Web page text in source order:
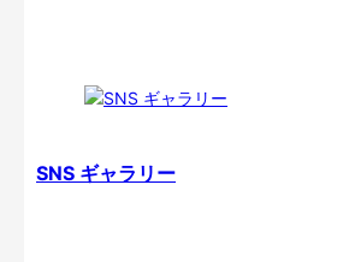
SNS ギャラリー